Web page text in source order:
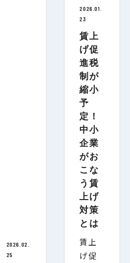
2026.02.
25
2026.01.
23
賃上
げ促
進税
制が
縮小
予
定！
中小
企業
がお
こな
う賃
上げ
対策
とは
賃上
げ促